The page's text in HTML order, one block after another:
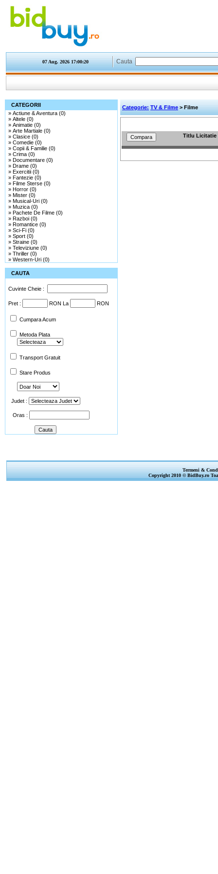
07 Aug. 2026 17:00:20 Cauta
CATEGORII
» Actiune & Aventura (0)
» Altele (0)
» Animatie (0)
» Arte Martiale (0)
» Clasice (0)
» Comedie (0)
» Copii & Familie (0)
» Crima (0)
» Documentare (0)
» Drame (0)
» Exercitii (0)
» Fantezie (0)
» Filme Sterse (0)
» Horror (0)
» Mister (0)
» Musical-Uri (0)
» Muzica (0)
» Pachete De Filme (0)
» Razboi (0)
» Romantice (0)
» Sci-Fi (0)
» Sport (0)
» Straine (0)
» Televiziune (0)
» Thriller (0)
» Western-Uri (0)
CAUTA
Cuvinte Cheie :
Pret : RON La RON
Cumpara Acum
Metoda Plata
Transport Gratuit
Stare Produs
Judet :
Oras :
Categorie: TV & Filme > Filme
Titlu Licitatie
Termeni &
Copyright 2010 © BidBuy.ro